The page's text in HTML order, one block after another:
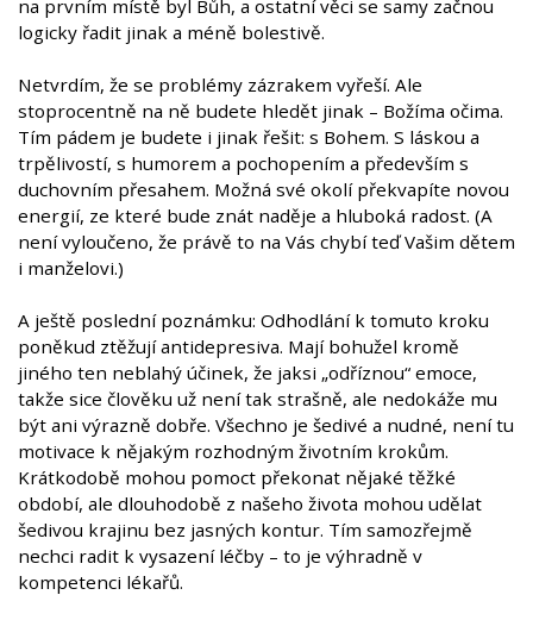
na prvním místě byl Bůh, a ostatní věci se samy začnou
logicky řadit jinak a méně bolestivě.
Netvrdím, že se problémy zázrakem vyřeší. Ale
stoprocentně na ně budete hledět jinak – Božíma očima.
Tím pádem je budete i jinak řešit: s Bohem. S láskou a
trpělivostí, s humorem a pochopením a především s
duchovním přesahem. Možná své okolí překvapíte novou
energií, ze které bude znát naděje a hluboká radost. (A
není vyloučeno, že právě to na Vás chybí teď Vašim dětem
i manželovi.)
A ještě poslední poznámku: Odhodlání k tomuto kroku
poněkud ztěžují antidepresiva. Mají bohužel kromě
jiného ten neblahý účinek, že jaksi „odříznou“ emoce,
takže sice člověku už není tak strašně, ale nedokáže mu
být ani výrazně dobře. Všechno je šedivé a nudné, není tu
motivace k nějakým rozhodným životním krokům.
Krátkodobě mohou pomoct překonat nějaké těžké
období, ale dlouhodobě z našeho života mohou udělat
šedivou krajinu bez jasných kontur. Tím samozřejmě
nechci radit k vysazení léčby – to je výhradně v
kompetenci lékařů.